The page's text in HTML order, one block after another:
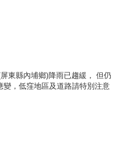
東縣內埔鄉)降雨已趨緩， 但仍
變，低窪地區及道路請特別注意